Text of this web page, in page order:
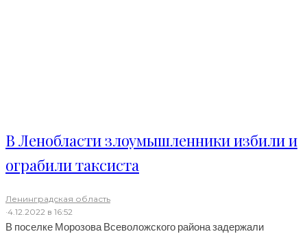
В Ленобласти злоумышленники избили и
ограбили таксиста
Ленинградская область
·4.12.2022 в 16:52
В поселке Морозова Всеволожского района задержали